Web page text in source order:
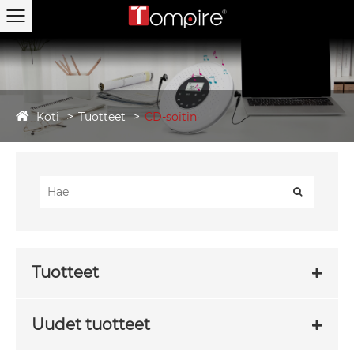
Koti Tuotteet CD-soitin
Tuotteet
Uudet tuotteet